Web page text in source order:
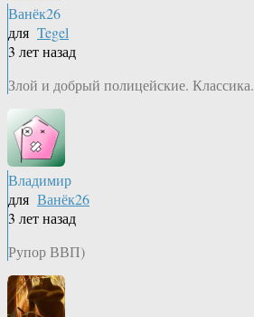
Ванёк26
для Tegel
3 лет назад
Злой и добрый полицейские. Классика.
Владимир
для Ванёк26
3 лет назад
Рупор ВВП)